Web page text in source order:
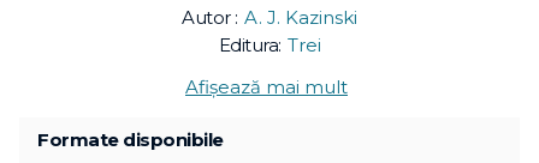
Autor : A. J. Kazinski
Editura: Trei
Afișează mai mult
Formate disponibile